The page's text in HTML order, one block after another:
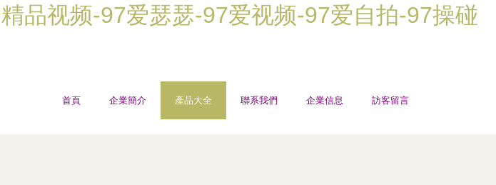
品视频-97爱瑟瑟-97爱视频-97爱自拍-97操碰
首頁 企業簡介 產品大全 聯系我們 企業信息 訪客留言